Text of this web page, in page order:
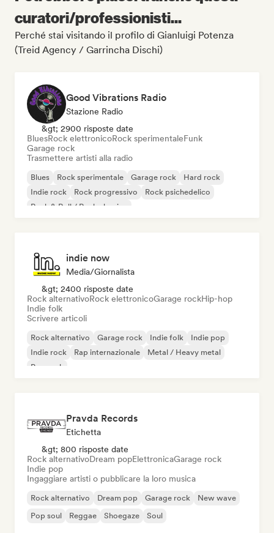
curatori/professionisti...
Perché stai visitando il profilo di Gianluigi Potenza
(Treid Agency / Garrincha Dischi)
Good Vibrations Radio
Stazione Radio
&gt; 2900 risposte date
BluesRock elettronicoRock sperimentaleFunk
Garage rock
Trasmettere artisti alla radio
Blues Rock sperimentale Garage rock
Hard rock
Indie rock
Rock progressivo
Rock psichedelico
Rock & Roll / Rock classico
indie now
Media/Giornalista
&gt; 2400 risposte date
Rock alternativoRock elettronicoGarage rockHip-hop
Indie folk
Scrivere articoli
Rock alternativo Garage rock Indie folk
Indie pop
Indie rock
Rap internazionale
Metal / Heavy metal
Pop rock
Pravda Records
Etichetta
&gt; 800 risposte date
Rock alternativoDream popElettronicaGarage rock
Indie pop
Ingaggiare artisti o pubblicare la loro musica
Rock alternativo Dream pop Garage rock
New wave
Pop soul
Reggae Shoegaze Soul